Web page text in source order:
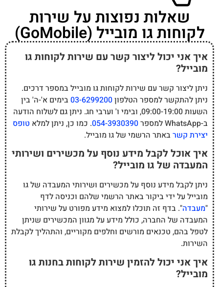
שאלות נפוצות על שירות
לקוחות גו מובייל (GoMobile)
איך אני יכול ליצור קשר עם שירות לקוחות גו
מובייל?
ניתן ליצור קשר עם שירות לקוחות גו מובייל במספר דרכים.
ניתן להתקשר למספר הטלפון03-6299200בימים א'-ה' בין
השעות 09:00-19:00, ובימי ו' וערבי חג. ניתן גם לשלוח הודעה
ב-WhatsApp למספר
054-3930390. כמו כן, ניתן למלא טופס
יצירת קשרבאתר הרשמי של גו מובייל.
איך אוכל לקבל מידע נוסף על מכשירים ושירותי
המעבדה של גו מובייל?
ניתן לקבל מידע נוסף על מכשירים ושירותי המעבדה של גו
מובייל על ידי ביקור באתר הרשמי שלהם וכניסה לדף
"מעבדה". בדף זה תוכלו למצוא מידע מפורט על שירותי
המעבדה של החברה, כולל מידע על מגוון המכשירים שניתן
לטפל בהם, טכנאים מורשים וחלפים מקוריים, והתהליך לקבלת
השירות.
איך אני יכול להזמין שירות לקוחות בחנות גו
מובייל?